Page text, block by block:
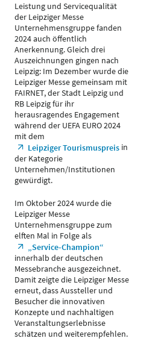
Leistung und Servicequalität
der Leipziger Messe
Unternehmensgruppe fanden
2024 auch öffentlich
Anerkennung. Gleich drei
Auszeichnungen gingen nach
Leipzig: Im Dezember wurde die
Leipziger Messe gemeinsam mit
FAIRNET, der Stadt Leipzig und
RB Leipzig für ihr
herausragendes Engagement
während der UEFA EURO 2024
mit dem
Leipziger Tourismuspreisin
der Kategorie
Unternehmen/Institutionen
gewürdigt.
Im Oktober 2024 wurde die
Leipziger Messe
Unternehmensgruppe zum
elften Mal in Folge als
„Service-Champion“
innerhalb der deutschen
Messebranche ausgezeichnet.
Damit zeigte die Leipziger Messe
erneut, dass Aussteller und
Besucher die innovativen
Konzepte und nachhaltigen
Veranstaltungserlebnisse
schätzen und weiterempfehlen.